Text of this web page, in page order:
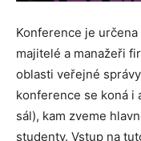
Konference je
majitelé a manažeři
oblasti veřejné
konference se koná i
sál), kam zveme
studenty. Vstup na